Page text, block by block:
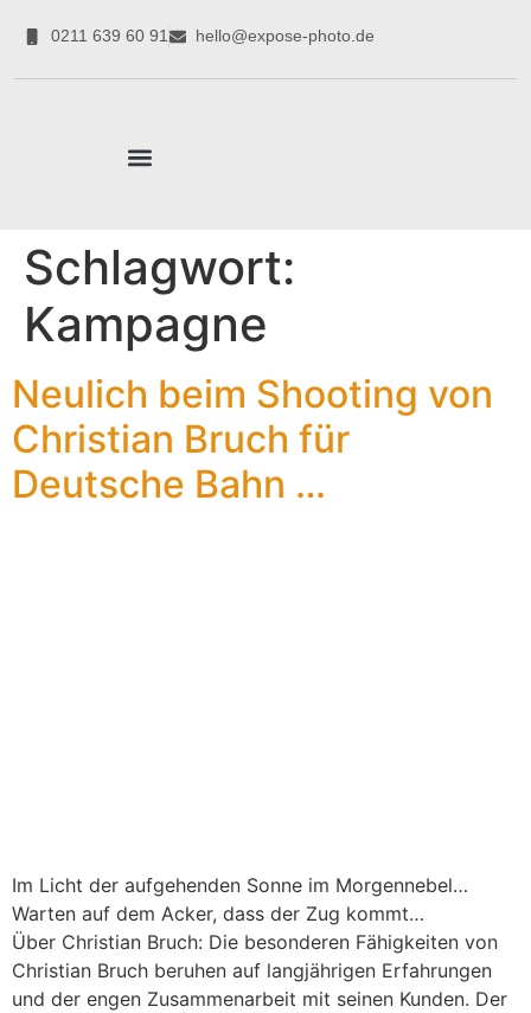
0211 639 60 91 hello@expose-photo.de
Schlagwort:
Kampagne
Neulich beim Shooting von
Christian Bruch für
Deutsche Bahn …
Im Licht der aufgehenden Sonne im Morgennebel…
Warten auf dem Acker, dass der Zug kommt…
Über Christian Bruch: Die besonderen Fähigkeiten von
Christian Bruch beruhen auf langjährigen Erfahrungen
und der engen Zusammenarbeit mit seinen Kunden. Der